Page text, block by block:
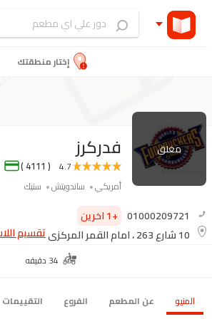
إختار منطقتك
مغلق فدركرز
4.7
( 4111 )
أمريكي ساندويتش ستيك
01000209721 +1 اخرين
10 شارع 263 ، امام القمر المركزي
تقسيم
34 دقيقه
المنيو عن المطعم الفروع التقييمات